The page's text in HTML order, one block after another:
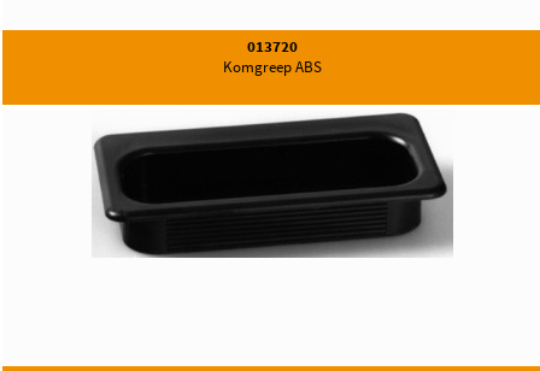
013720
Komgreep ABS